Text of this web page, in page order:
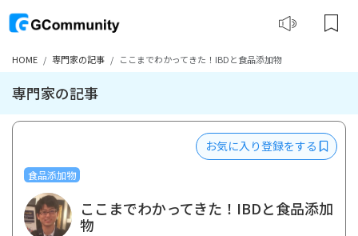
HOME 専門家の記事 ここまでわかってきた！IBDと食品添加物
専門家の記事
食品添加物
お気に入り登録をする
ここまでわかってきた！IBDと食品添加
物